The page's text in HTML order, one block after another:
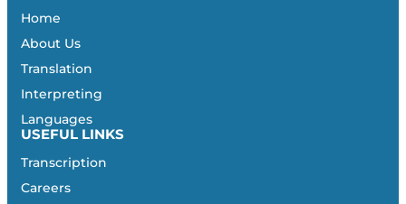
Home
About Us
Translation
Interpreting
Languages
USEFUL LINKS
Transcription
Careers